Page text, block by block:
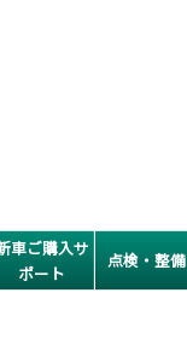
車ご購入サ
ポート
点検・整備